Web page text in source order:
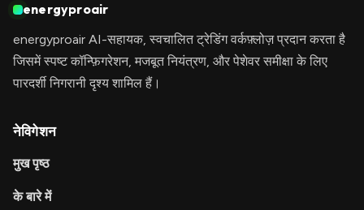
energyproair
energyproair AI-सहायक, स्वचालित ट्रेडिंग वर्कफ़्लोज़ प्रदान करता है
जिसमें स्पष्ट कॉन्फ़िगरेशन, मजबूत नियंत्रण, और पेशेवर समीक्षा के लिए
पारदर्शी निगरानी दृश्य शामिल हैं।
नेविगेशन
मुख पृष्ठ
के बारे में